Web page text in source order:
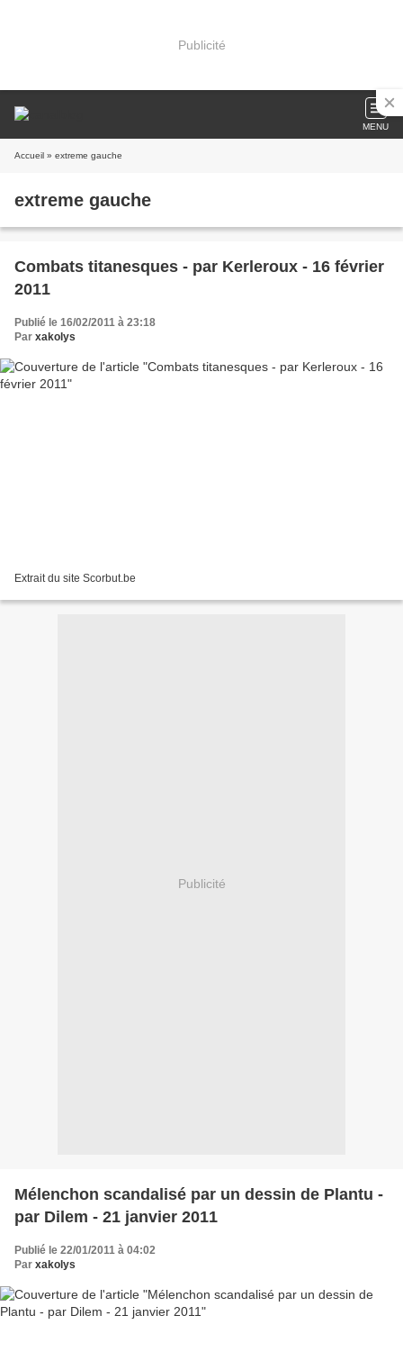
Publicité
MENU
Accueil » extreme gauche
extreme gauche
Combats titanesques - par Kerleroux - 16 février
2011
Publié le 16/02/2011 à 23:18
Par xakolys
Extrait du site Scorbut.be
Publicité
Mélenchon scandalisé par un dessin de Plantu -
par Dilem - 21 janvier 2011
Publié le 22/01/2011 à 04:02
Par xakolys